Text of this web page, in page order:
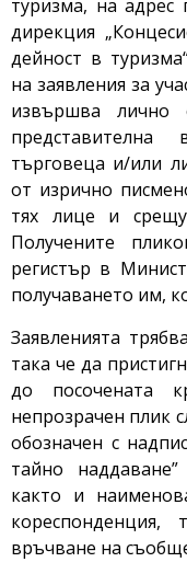
туризма, на
дирекция
дейност в
на заявления за
извършва лично
търговеца и/или
от изрично
тях лице и
Получените
регистър в
получаването им,
Заявленията
така че да
до посочената
непрозрачен плик
обозначен с
тайно
както и
кореспонденция,
връчване на